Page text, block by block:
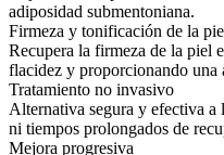
adiposidad submentoniana.
Firmeza y tonificación de la
Recupera la firmeza de la piel
flacidez y proporcionando una
Tratamiento no invasivo
Alternativa segura y efectiva a
ni tiempos prolongados de
Mejora progresiva